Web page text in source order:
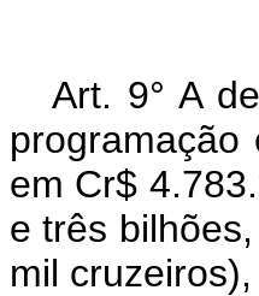
Art. 9° A
em Cr$
e três
mil